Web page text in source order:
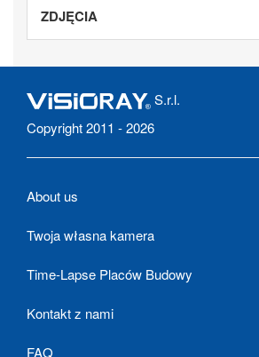
ZDJĘCIA
S.r.l.
Copyright 2011 - 2026
About us
Twoja własna kamera
Time-Lapse Placów Budowy
Kontakt z nami
FAQ